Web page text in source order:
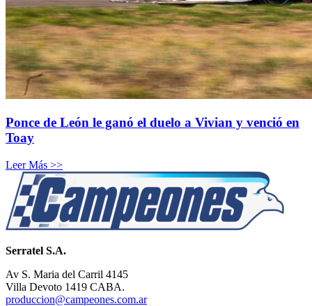
Ponce de León le ganó el duelo a Vivian y venció en
Toay
Leer Más >>
Serratel S.A.
Av S. Maria del Carril 4145
Villa Devoto 1419 CABA.
produccion@campeones.com.ar